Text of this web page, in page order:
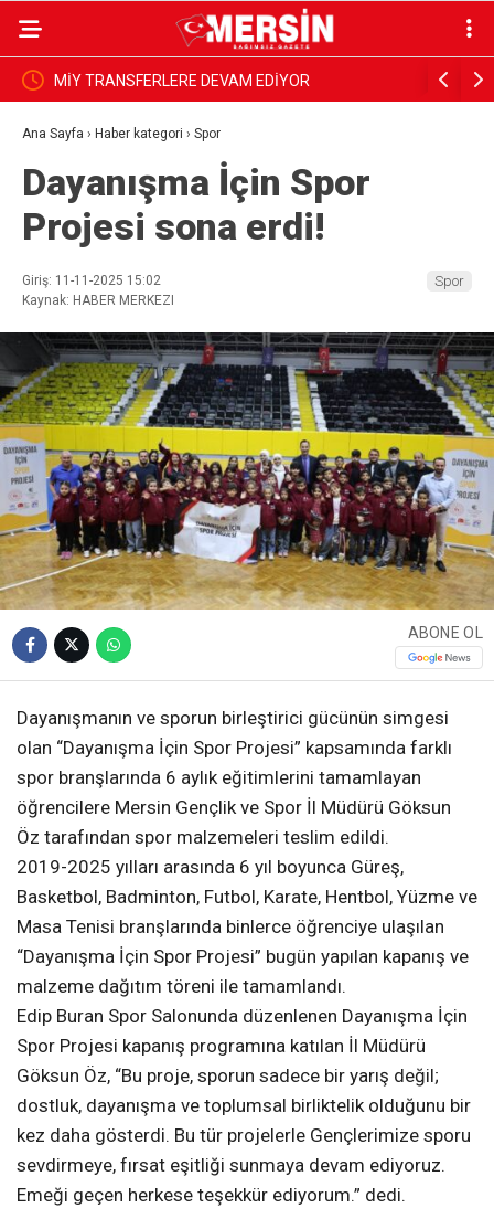
MİY TRANSFERLERE DEVAM EDİYOR ‘Yüzde
Ana Sayfa › Haber kategori › Spor
Dayanışma İçin Spor
Projesi sona erdi!
Giriş: 11-11-2025 15:02
Kaynak: HABER MERKEZI
Spor
ABONE OL
Dayanışmanın ve sporun birleştirici gücünün simgesi
olan “Dayanışma İçin Spor Projesi” kapsamında farklı
spor branşlarında 6 aylık eğitimlerini tamamlayan
öğrencilere Mersin Gençlik ve Spor İl Müdürü Göksun
Öz tarafından spor malzemeleri teslim edildi.
2019-2025 yılları arasında 6 yıl boyunca Güreş,
Basketbol, Badminton, Futbol, Karate, Hentbol, Yüzme ve
Masa Tenisi branşlarında binlerce öğrenciye ulaşılan
“Dayanışma İçin Spor Projesi” bugün yapılan kapanış ve
malzeme dağıtım töreni ile tamamlandı.
Edip Buran Spor Salonunda düzenlenen Dayanışma İçin
Spor Projesi kapanış programına katılan İl Müdürü
Göksun Öz, “Bu proje, sporun sadece bir yarış değil;
dostluk, dayanışma ve toplumsal birliktelik olduğunu bir
kez daha gösterdi. Bu tür projelerle Gençlerimize sporu
sevdirmeye, fırsat eşitliği sunmaya devam ediyoruz.
Emeği geçen herkese teşekkür ediyorum.” dedi.